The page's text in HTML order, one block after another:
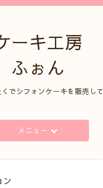
ーキ工房
ふぉん
でシフォンケーキを販売し
メニュー
ン